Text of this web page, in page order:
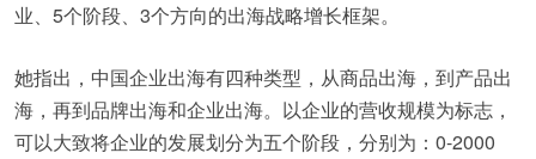
业、5个阶段、3个方向的出海战略增长框架。
她指出，中国企业出海有四种类型，从商品出海，到产品出
海，再到品牌出海和企业出海。以企业的营收规模为标志，
可以大致将企业的发展划分为五个阶段，分别为：0-2000